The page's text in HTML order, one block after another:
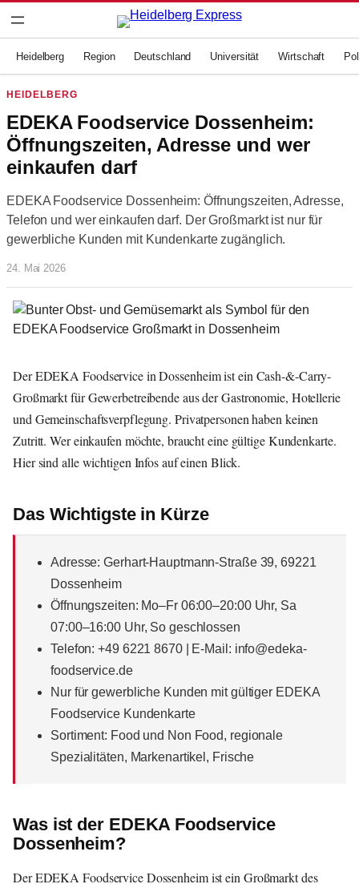
Inhalt
Heidelberg Region Deutschland Universität Wirtschaft
HEIDELBERG
EDEKA Foodservice Dossenheim:
Öffnungszeiten, Adresse und wer
einkaufen darf
EDEKA Foodservice Dossenheim: Öffnungszeiten, Adresse,
Telefon und wer einkaufen darf. Der Großmarkt ist nur für
gewerbliche Kunden mit Kundenkarte zugänglich.
24. Mai 2026
Der EDEKA Foodservice in Dossenheim ist ein Cash-&-Carry-
Großmarkt für Gewerbetreibende aus der Gastronomie, Hotellerie
und Gemeinschaftsverpflegung. Privatpersonen haben keinen
Zutritt. Wer einkaufen möchte, braucht eine gültige Kundenkarte.
Hier sind alle wichtigen Infos auf einen Blick.
Das Wichtigste in Kürze
Adresse: Gerhart-Hauptmann-Straße 39, 69221
Dossenheim
Öffnungszeiten: Mo–Fr 06:00–20:00 Uhr, Sa
07:00–16:00 Uhr, So geschlossen
Telefon: +49 6221 8670 | E-Mail: info@edeka-
foodservice.de
Nur für gewerbliche Kunden mit gültiger EDEKA
Foodservice Kundenkarte
Sortiment: Food und Non Food, regionale
Spezialitäten, Markenartikel, Frische
Was ist der EDEKA Foodservice
Dossenheim?
Der EDEKA Foodservice Dossenheim ist ein Großmarkt des